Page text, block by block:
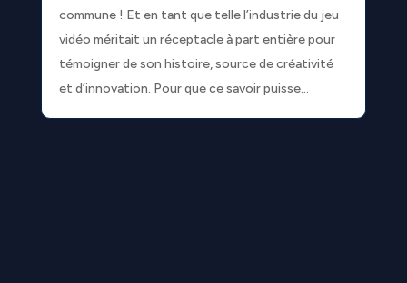
commune ! Et en tant que telle l’industrie du jeu
vidéo méritait un réceptacle à part entière pour
témoigner de son histoire, source de créativité
et d’innovation. Pour que ce savoir puisse...